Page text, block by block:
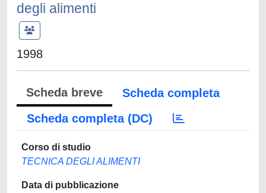
degli alimenti
1998
Scheda breve
Scheda completa
Scheda completa (DC)
Corso di studio
TECNICA DEGLI ALIMENTI
Data di pubblicazione